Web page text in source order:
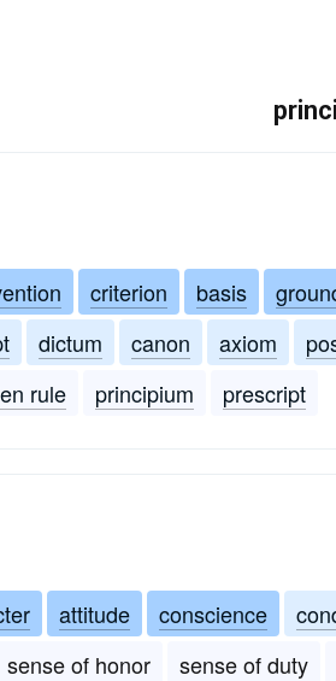
criterion basis
dictum canon axiom
rule principium prescript
attitude conscience
sense of honor sense of duty